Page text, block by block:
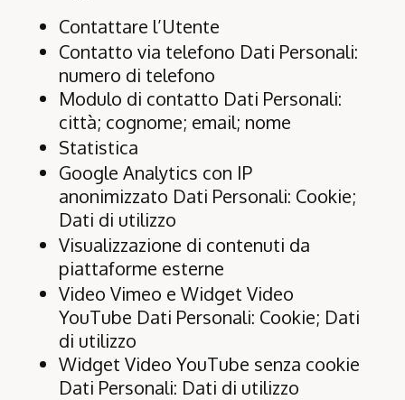
Contattare l’Utente
Contatto via telefono Dati Personali:
numero di telefono
Modulo di contatto Dati Personali:
città; cognome; email; nome
Statistica
Google Analytics con IP
anonimizzato Dati Personali: Cookie;
Dati di utilizzo
Visualizzazione di contenuti da
piattaforme esterne
Video Vimeo e Widget Video
YouTube Dati Personali: Cookie; Dati
di utilizzo
Widget Video YouTube senza cookie
Dati Personali: Dati di utilizzo